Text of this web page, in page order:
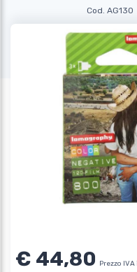
Cod. AG130
€ 44,80 Prezzo